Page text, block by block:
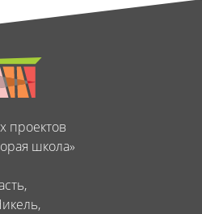
проектов
школа»